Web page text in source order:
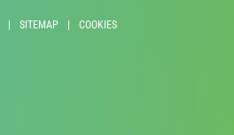
| SITEMAP | COOKIES